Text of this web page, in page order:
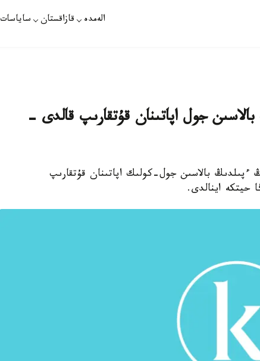
الەمدە قازاقستان ساياسات
جول اپاتىنان قۇتقارىپ قالدى -
ءپىلدىڭ بالاسىن جول-كولىك اپاتىنان قۇتقارىپ